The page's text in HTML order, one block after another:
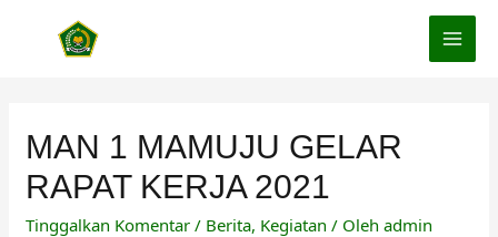
MAN 1 MAMUJU GELAR
RAPAT KERJA 2021
Tinggalkan Komentar / Berita, Kegiatan / Olehadmin